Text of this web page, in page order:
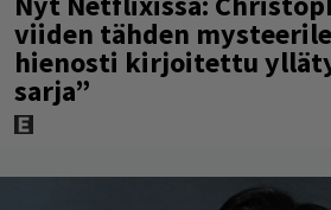
viiden tähden
hienosti kirjoitettu
sarja”